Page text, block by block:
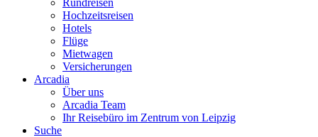
Rundreisen
Hochzeitsreisen
Hotels
Flüge
Mietwagen
Versicherungen
Arcadia
Über uns
Arcadia Team
Ihr Reisebüro im Zentrum von Leipzig
Suche